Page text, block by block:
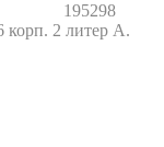
195298
корп. 2 литер А.